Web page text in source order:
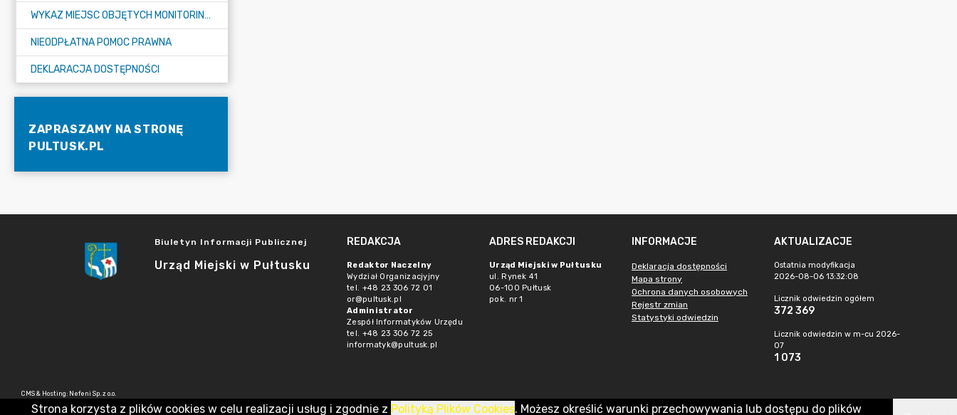
WYKAZ MIEJSC OBJĘTYCH MONITORINGIEM
NIEODPŁATNA POMOC PRAWNA
DEKLARACJA DOSTĘPNOŚCI
ZAPRASZAMY NA STRONĘ
PULTUSK.PL
Biuletyn Informacji Publicznej
Urząd Miejski w Pułtusku
REDAKCJA
Redaktor Naczelny
Wydział Organizacjyjny
tel. +48 23 306 72 01
or@pultusk.pl
Administrator
Zespół Informatyków Urzędu
tel. +48 23 306 72 25
informatyk@pultusk.pl
ADRES REDAKCJI
Urząd Miejski w Pułtusku
ul. Rynek 41
06-100 Pułtusk
pok. nr 1
INFORMACJE
Deklaracja dostępności
Mapa strony
Ochrona danych osobowych
Rejestr zmian
Statystyki odwiedzin
AKTUALIZACJE
Ostatnia modyfikacja
2026-08-06 13:32:08
Licznik odwiedzin ogółem
372 369
Licznik odwiedzin w m-cu 2026-
07
1 073
CMS & Hosting: Nefeni Sp. z o.o.
Strona korzysta z plików cookies w celu realizacji usług i zgodnie z Polityką Plików Cookies. Możesz określić warunki przechowywania lub dostępu do plików